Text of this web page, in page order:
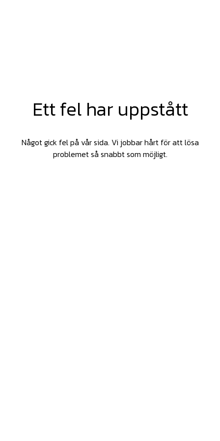
Ett fel har uppstått
Något gick fel på vår sida. Vi jobbar hårt för att lösa
problemet så snabbt som möjligt.